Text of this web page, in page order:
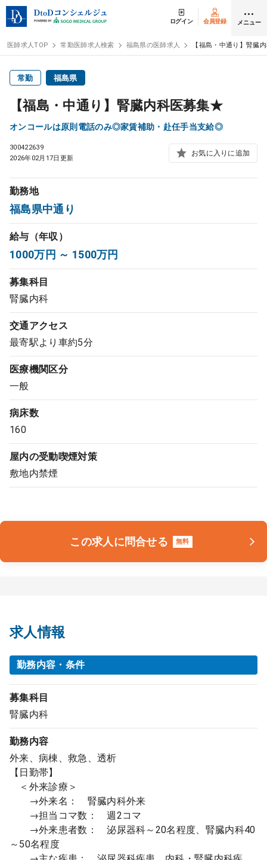
ログイン 会員登録 メニュー
医師求人
常勤検索
非常勤検索
スポット検索
DtoDの転職・ アルバイト支援
コンサルタント
成功事例
転職ノウハウ
クリニック開業
採用をお考えの医療機関の方
医師求人TOP 常勤医師求人検索 福島県の医師求人 【福島・中通り】腎臓
常勤 福島県
【福島・中通り】腎臓内科医募集★
オンコールは原則電話のみ◎家賃補助・赴任手当支給◎
300422639
2026年02月17日更新
お気に入りに追加
勤務地
福島県中通り
給与（年収）
1000万円 ～ 1500万円
募集科目
腎臓内科
交通アクセス
最寄駅より車約5分
医療機関区分
一般
病床数
160
屋内の受動喫煙対策
敷地内禁煙
この求人に問合せる 無料
求人情報
勤務内容・条件
募集科目
腎臓内科
勤務内容
外来、病棟、救急、透析
【日勤帯】
＜外来診療＞
→外来名： 腎臓内科外来
→担当コマ数： 週2コマ
→外来患者数： 泌尿器科～20名程度、腎臓内科40
～50名程度